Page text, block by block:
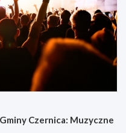
Czernica: Muzyczne